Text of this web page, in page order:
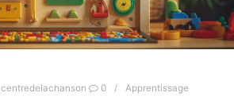
centredelachanson 0 Apprentissage